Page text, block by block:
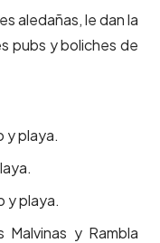
aledañas, le dan la
pubs y boliches de
y playa.
y playa.
Malvinas y Rambla